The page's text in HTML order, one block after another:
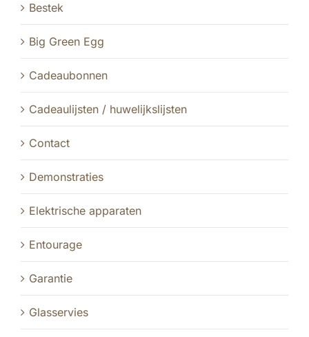
Bestek
Big Green Egg
Cadeaubonnen
Cadeaulijsten / huwelijkslijsten
Contact
Demonstraties
Elektrische apparaten
Entourage
Garantie
Glasservies